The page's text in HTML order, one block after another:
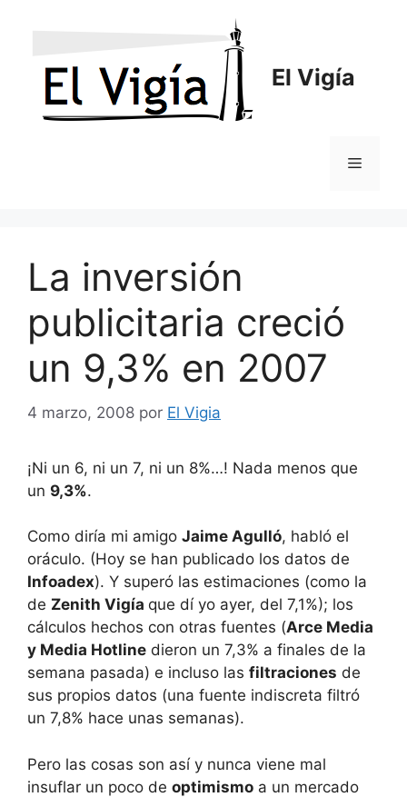
El Vigía
Menú
La inversión
publicitaria creció
un 9,3% en 2007
4 marzo, 2008 por El Vigia
¡Ni un 6, ni un 7, ni un 8%…! Nada menos que
un 9,3%.
Como diría mi amigo Jaime Agulló, habló el
oráculo. (Hoy se han publicado los datos de
Infoadex). Y superó las estimaciones (como la
de Zenith Vigía que dí yo ayer, del 7,1%); los
cálculos hechos con otras fuentes (Arce Media
y Media Hotline dieron un 7,3% a finales de la
semana pasada) e incluso las filtraciones de
sus propios datos (una fuente indiscreta filtró
un 7,8% hace unas semanas).
Pero las cosas son así y nunca viene mal
insuflar un poco de optimismo a un mercado